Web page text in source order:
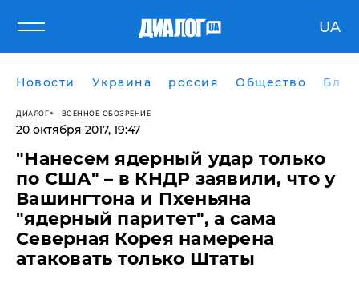
UA
Новости Украина россия Общество
ДИАЛОГ ВОЕННОЕ ОБОЗРЕНИЕ
20 октября 2017, 19:47
"Нанесем ядерный удар только
по США" – в КНДР заявили, что у
Вашингтона и Пхеньяна
"ядерный паритет", а сама
Северная Корея намерена
атаковать только Штаты